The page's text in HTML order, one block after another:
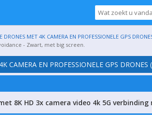
DRONES MET 4K CAMERA EN PROFESSIONELE GPS
- Zwart, met big screen.
CAMERA EN PROFESSIONELE GPS
8K HD 3x camera video 4k 5G